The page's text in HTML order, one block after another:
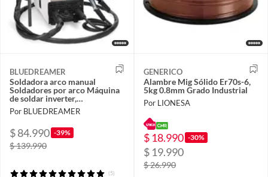
BLUEDREAMER
Soldadora arco manual
Soldadores por arco Máquina
de soldar inverter,
microalambre
Por BLUEDREAMER
$ 84.990 -39%
$ 139.990
(5)
GENERICO
Alambre Mig Sólido Er70s-6,
5kg 0.8mm Grado Industrial
Por LIONESA
$ 18.990 -30%
$ 19.990
$ 26.990